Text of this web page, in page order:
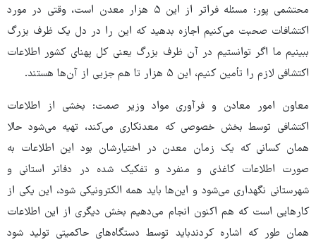
محتشمی پور: مسئله فراتر از این ۵ هزار معدن است، وقتی در مورد
اکتشافات صحبت می‌کنیم اجازه بدهید که این را در دل یک ظرف بزرگ
ببینیم ما اگر توانستیم در آن ظرف بزرگ یعنی کل پهنای کشور اطلاعات
اکتشافی لازم را تأمین کنیم، این ۵ هزار تا هم جزیی از آن‌ها هستند.
معاون امور معادن و فرآوری مواد وزیر صمت: بخشی از اطلاعات
اکتشافی توسط بخش خصوصی که معدنکاری می‌کند، تهیه می‌شود حالا
همان کسانی که یک زمان معدن در اختیارشان بود این اطلاعات به
صورت اطلاعات کاغذی و منفرد و تفکیک شده در دفاتر استانی و
شهرستانی نگهداری می‌شود و این‌ها باید همه الکترونیکی شود، این یکی از
کارهایی است که هم اکنون انجام می‌دهیم بخش دیگری از این اطلاعات
همان طور که اشاره کردندباید توسط دستگاه‌های حاکمیتی تولید شود